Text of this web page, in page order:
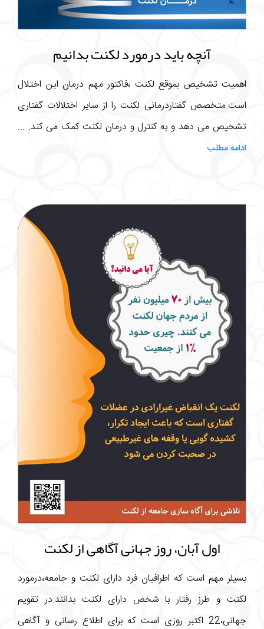
آنچه باید درمورد لکنت بدانیم
اهمیت تشخیص بموقع لکنت ،فاکتور مهم درمان این اختلال
است.متخصص گفتاردرمانی لکنت را از سایر اختلالات گفتاری
تشخیص می دهد و به کنترل و درمان لکنت کمک می کند. ...
ادامه مطلب
اول آبان، روز جهانی آگاهی از لکنت
بسیلر مهم است که اطرافیان فرد دارای لکنت و جامعه،درمورد
لکنت و طرز رفتار با شخص دارای لکنت بدانند.در تقویم
جهانی،22 اکتبر روزی است که برای اطلاع رسانی و آگاهی